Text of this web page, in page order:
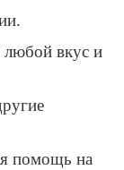
любой вкус и
помощь на